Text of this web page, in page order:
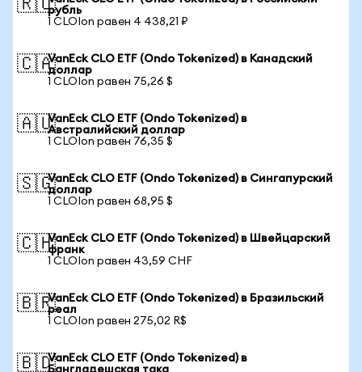
🇷🇺рубль
1 CLOIon равен 4 438,21 ₽
🇨🇦VanEck CLO ETF (Ondo Tokenized) в Канадский
доллар
1 CLOIon равен 75,26 $
🇦🇺VanEck CLO ETF (Ondo Tokenized) в
Австралийский доллар
1 CLOIon равен 76,35 $
🇸🇬VanEck CLO ETF (Ondo Tokenized) в Сингапурский
доллар
1 CLOIon равен 68,95 $
🇨🇭VanEck CLO ETF (Ondo Tokenized) в Швейцарский
франк
1 CLOIon равен 43,59 CHF
🇧🇷VanEck CLO ETF (Ondo Tokenized) в Бразильский
реал
1 CLOIon равен 275,02 R$
🇧🇩VanEck CLO ETF (Ondo Tokenized) в
Бангладешская така